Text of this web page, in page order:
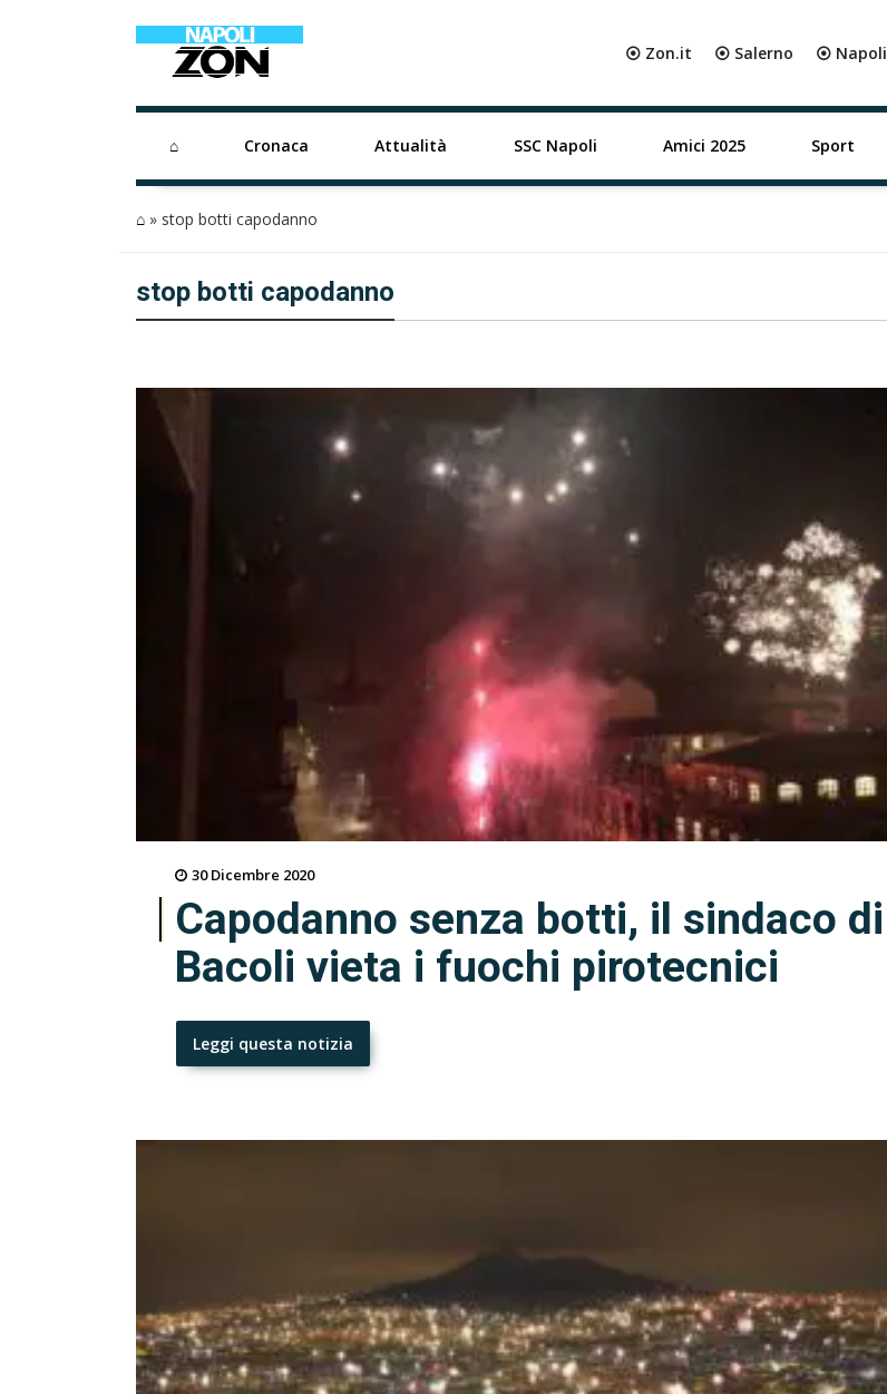
⦿ Zon.it ⦿ Salerno ⦿ Napoli
⌂ Cronaca Attualità SSC Napoli Amici 2025 Sport
⌂ » stop botti capodanno
stop botti capodanno
30 Dicembre 2020
Capodanno senza botti, il sindaco di
Bacoli vieta i fuochi pirotecnici
Leggi questa notizia